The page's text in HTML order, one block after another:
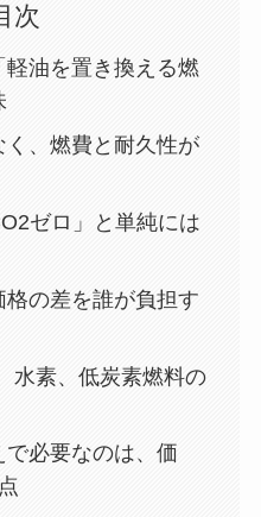
次
油を置き換える燃
、燃費と耐久性が
ゼロ」と単純には
の差を誰が負担す
水素、低炭素燃料の
必要なのは、価